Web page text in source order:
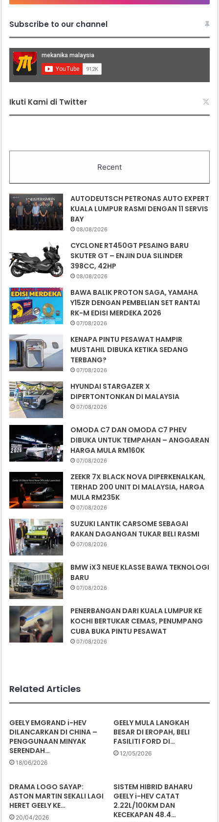
Subscribe to our channel
Ikuti Kami di Twitter
Recent
AUTODEUTSCH PETRONAS AUTO EXPERT
KUALA LUMPUR RASMI DENGAN 11 SERVIS
BAY
08/08/2026
CYCLONE RT450GT PESAING BARU
SKUTER GT – ENJIN DUA SILINDER
398CC, 42HP
08/08/2026
BAWA BALIK PROTON SAGA, YAMAHA
Y15ZR DENGAN PEMBELIAN SET RANTAI
RK-M EDISI MERDEKA 2026
07/08/2026
KENAPA PINTU PESAWAT HAMPIR
MUSTAHIL DIBUKA KETIKA SEDANG
TERBANG?
07/08/2026
HYUNDAI STARGAZER X
DIPERTONTONKAN DI MALAYSIA
07/08/2026
OMODA C7 DAN OMODA C7 PHEV
DIBUKA UNTUK TEMPAHAN – ANGGARAN
HARGA MULA RM160K
07/08/2026
ZEEKR 7X BLACK NOVA DIPERKENALKAN,
TERHAD 200 UNIT DI MALAYSIA, HARGA
MULA RM235K
07/08/2026
SUZUKI LANTIK CARSOME SEBAGAI
RAKAN DAGANGAN TUKAR BELI RASMI
07/08/2026
BMW iX3 NEUE KLASSE BAWA TEKNOLOGI
BARU
07/08/2026
PENERBANGAN DARI KUALA LUMPUR KE
KOCHI BERTUKAR CEMAS, PENUMPANG
CUBA BUKA PINTU PESAWAT
07/08/2026
Related Articles
GEELY EMGRAND i-HEV
DILANCARKAN DI CHINA –
PENGGUNAAN MINYAK
SERENDAH…
18/06/2026
GEELY MULA LANGKAH
BESAR DI EROPAH, BELI
FASILITI FORD DI…
12/05/2026
DRAMA LOGO SAYAP:
ASTON MARTIN SEKALI LAGI
HERET GEELY KE…
20/04/2026
SISTEM HIBRID BAHARU
GEELY i-HEV CATAT
2.22L/100KM DAN
KECEKAPAN 48.4…